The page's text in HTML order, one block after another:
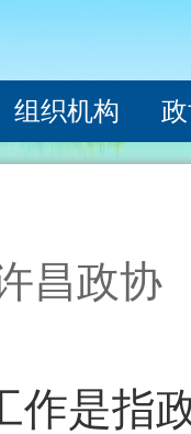
组织机构
许昌政
作是指